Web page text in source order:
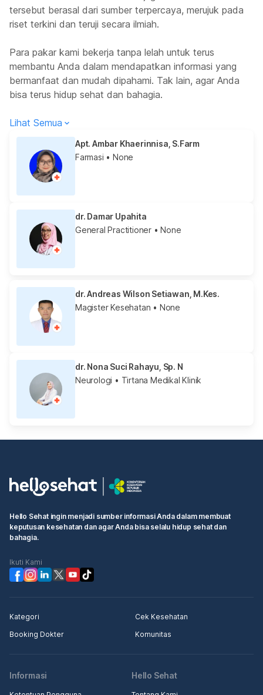
tersebut berasal dari sumber terpercaya, merujuk pada
riset terkini dan teruji secara ilmiah.
Para pakar kami bekerja tanpa lelah untuk terus
membantu Anda dalam mendapatkan informasi yang
bermanfaat dan mudah dipahami. Tak lain, agar Anda
bisa terus hidup sehat dan bahagia.
Lihat Semua
Apt. Ambar Khaerinnisa, S.Farm
Farmasi • None
dr. Damar Upahita
General Practitioner • None
dr. Andreas Wilson Setiawan, M.Kes.
Magister Kesehatan • None
dr. Nona Suci Rahayu, Sp. N
Neurologi • Tirtana Medikal Klinik
Hello Sehat ingin menjadi sumber informasi Anda dalam membuat
keputusan kesehatan dan agar Anda bisa selalu hidup sehat dan
bahagia.
Ikuti Kami
Kategori
Cek Kesehatan
Booking Dokter
Komunitas
Informasi Hello Sehat